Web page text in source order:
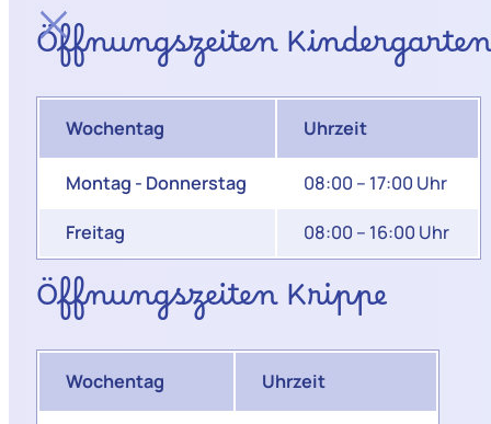
Öffnungszeiten Kindergarten
Wochentag Uhrzeit
Montag - Donnerstag 08:00 – 17:00 Uhr
Freitag 08:00 – 16:00 Uhr
Öffnungszeiten Krippe
Wochentag Uhrzeit